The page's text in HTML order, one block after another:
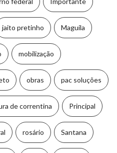
jaito pretinho Maguila
mobilização
obras pac soluções
de correntina Principal
rosário Santana